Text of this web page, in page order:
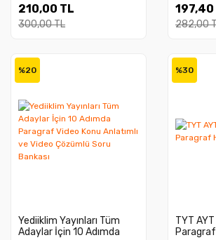
Net Soru Bankası
210,00 TL
300,00 TL
197,40
282,00
%20
Yediiklim Yayınları Tüm
Adaylar İçin 10 Adımda
%30
TYT AYT
Paragraf